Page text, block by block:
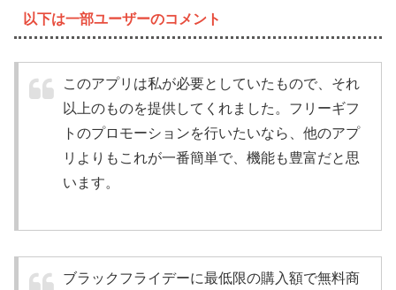
以下は一部ユーザーのコメント
このアプリは私が必要としていたもので、それ
以上のものを提供してくれました。フリーギフ
トのプロモーションを行いたいなら、他のアプ
リよりもこれが一番簡単で、機能も豊富だと思
います。
ブラックフライデーに最低限の購入額で無料商